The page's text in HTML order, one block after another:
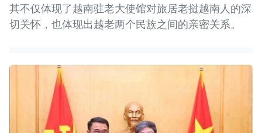
其不仅体现了越南驻老大使馆对旅居老挝越南人的深
切关怀，也体现出越老两个民族之间的亲密关系。